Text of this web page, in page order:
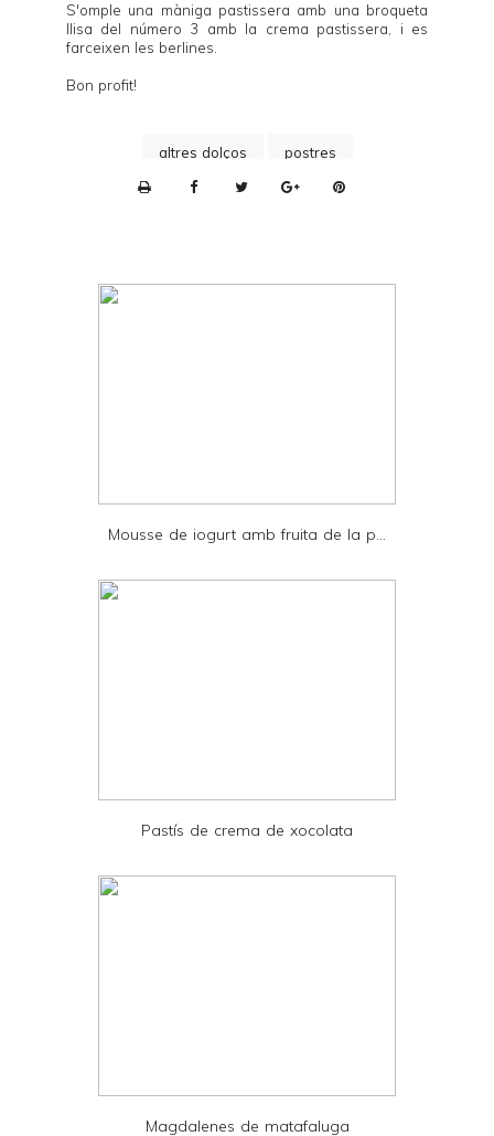
S'omple una màniga pastissera amb una broqueta
llisa del número 3 amb la crema pastissera, i es
farceixen les berlines.
Bon profit!
altres dolços
postres
n
d
Mousse de iogurt amb fruita de la p...
Pastís de crema de xocolata
Magdalenes de matafaluga